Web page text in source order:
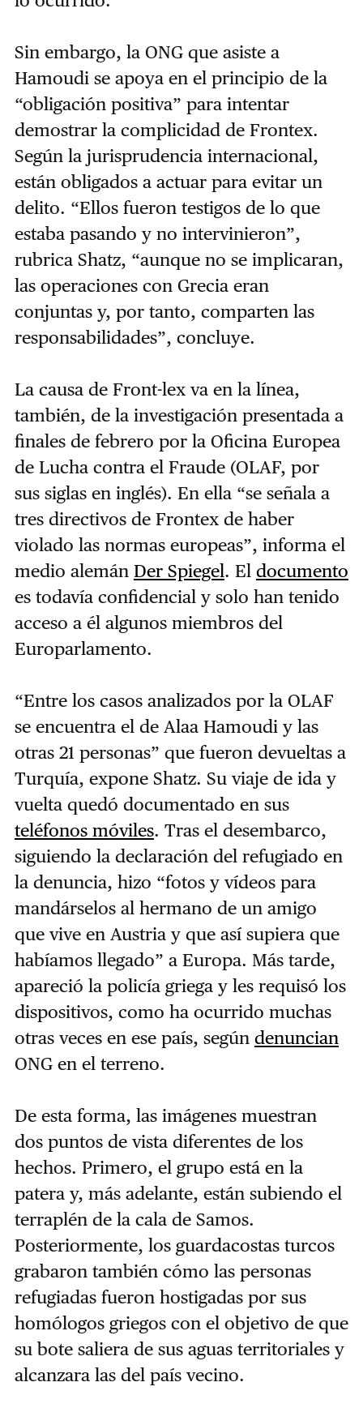
Sin embargo, la ONG que asiste a
Hamoudi se apoya en el principio de la
“obligación positiva” para intentar
demostrar la complicidad de Frontex.
Según la jurisprudencia internacional,
están obligados a actuar para evitar un
delito. “Ellos fueron testigos de lo que
estaba pasando y no intervinieron”,
rubrica Shatz, “aunque no se implicaran,
las operaciones con Grecia eran
conjuntas y, por tanto, comparten las
responsabilidades”, concluye.
La causa de Front-lex va en la línea,
también, de la investigación presentada a
finales de febrero por la Oficina Europea
de Lucha contra el Fraude (OLAF, por
sus siglas en inglés). En ella “se señala a
tres directivos de Frontex de haber
violado las normas europeas”, informa el
medio alemán Der Spiegel. El documento
es todavía confidencial y solo han tenido
acceso a él algunos miembros del
Europarlamento.
“Entre los casos analizados por la OLAF
se encuentra el de Alaa Hamoudi y las
otras 21 personas” que fueron devueltas a
Turquía, expone Shatz. Su viaje de ida y
vuelta quedó documentado en sus
teléfonos móviles. Tras el desembarco,
siguiendo la declaración del refugiado en
la denuncia, hizo “fotos y vídeos para
mandárselos al hermano de un amigo
que vive en Austria y que así supiera que
habíamos llegado” a Europa. Más tarde,
apareció la policía griega y les requisó los
dispositivos, como ha ocurrido muchas
otras veces en ese país, según denuncian
ONG en el terreno.
De esta forma, las imágenes muestran
dos puntos de vista diferentes de los
hechos. Primero, el grupo está en la
patera y, más adelante, están subiendo el
terraplén de la cala de Samos.
Posteriormente, los guardacostas turcos
grabaron también cómo las personas
refugiadas fueron hostigadas por sus
homólogos griegos con el objetivo de que
su bote saliera de sus aguas territoriales y
alcanzara las del país vecino.